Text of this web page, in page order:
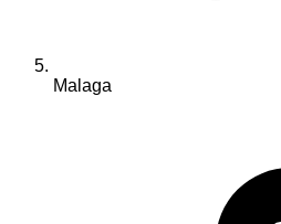
Malaga